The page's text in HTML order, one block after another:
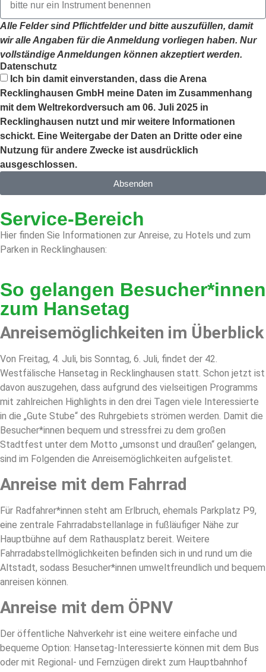
Alle Felder sind Pflichtfelder und bitte auszufüllen, damit
wir alle Angaben für die Anmeldung vorliegen haben. Nur
vollständige Anmeldungen können akzeptiert werden.
Datenschutz
Ich bin damit einverstanden, dass die Arena
Recklinghausen GmbH meine Daten im Zusammenhang
mit dem Weltrekordversuch am 06. Juli 2025 in
Recklinghausen nutzt und mir weitere Informationen
schickt. Eine Weitergabe der Daten an Dritte oder eine
Nutzung für andere Zwecke ist ausdrücklich
ausgeschlossen.
Absenden
Service-Bereich
Hier finden Sie Informationen zur Anreise, zu Hotels und zum
Parken in Recklinghausen:
So gelangen Besucher*innen
zum Hansetag
Anreisemöglichkeiten im Überblick
Von Freitag, 4. Juli, bis Sonntag, 6. Juli, findet der 42.
Westfälische Hansetag in Recklinghausen statt. Schon jetzt ist
davon auszugehen, dass aufgrund des vielseitigen Programms
mit zahlreichen Highlights in den drei Tagen viele Interessierte
in die „Gute Stube“ des Ruhrgebiets strömen werden. Damit die
Besucher*innen bequem und stressfrei zu dem großen
Stadtfest unter dem Motto „umsonst und draußen“ gelangen,
sind im Folgenden die Anreisemöglichkeiten aufgelistet.
Anreise mit dem Fahrrad
Für Radfahrer*innen steht am Erlbruch, ehemals Parkplatz P9,
eine zentrale Fahrradabstellanlage in fußläufiger Nähe zur
Hauptbühne auf dem Rathausplatz bereit. Weitere
Fahrradabstellmöglichkeiten befinden sich in und rund um die
Altstadt, sodass Besucher*innen umweltfreundlich und bequem
anreisen können.
Anreise mit dem ÖPNV
Der öffentliche Nahverkehr ist eine weitere einfache und
bequeme Option: Hansetag-Interessierte können mit dem Bus
oder mit Regional- und Fernzügen direkt zum Hauptbahnhof